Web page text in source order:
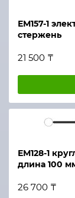
ЕМ157-1
стержень
21 500 ₸
ЕМ128-1
длина 100
26 700 ₸